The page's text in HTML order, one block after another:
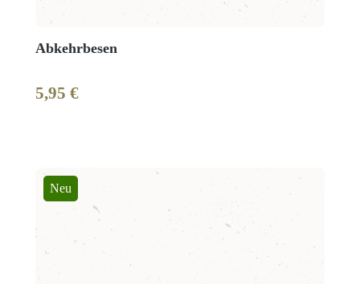
Abkehrbesen
Regulärer Preis:
5,95 €
Neu